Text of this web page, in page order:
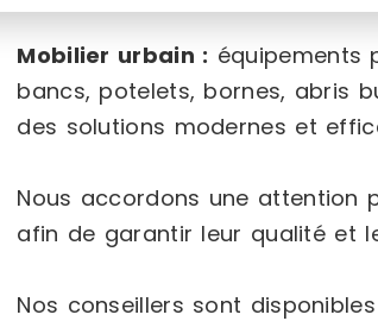
Mobilier urbain : équipements
bancs, potelets, bornes, abris
des solutions modernes et
Nous accordons une attention
afin de garantir leur qualité et
Nos conseillers sont